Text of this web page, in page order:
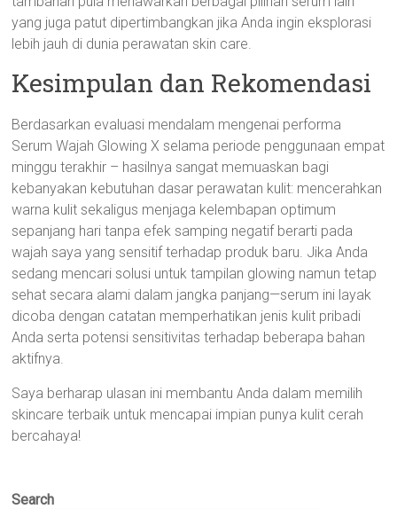
yang juga patut dipertimbangkan jika Anda ingin eksplorasi
lebih jauh di dunia perawatan skin care.
Kesimpulan dan Rekomendasi
Berdasarkan evaluasi mendalam mengenai performa
Serum Wajah Glowing X selama periode penggunaan empat
minggu terakhir – hasilnya sangat memuaskan bagi
kebanyakan kebutuhan dasar perawatan kulit: mencerahkan
warna kulit sekaligus menjaga kelembapan optimum
sepanjang hari tanpa efek samping negatif berarti pada
wajah saya yang sensitif terhadap produk baru. Jika Anda
sedang mencari solusi untuk tampilan glowing namun tetap
sehat secara alami dalam jangka panjang—serum ini layak
dicoba dengan catatan memperhatikan jenis kulit pribadi
Anda serta potensi sensitivitas terhadap beberapa bahan
aktifnya.
Saya berharap ulasan ini membantu Anda dalam memilih
skincare terbaik untuk mencapai impian punya kulit cerah
bercahaya!
Search